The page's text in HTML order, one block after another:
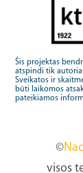
Šis projektas
atspindi tik
Sveikatos ir
būti laikomos
pateikiamos
©
visos